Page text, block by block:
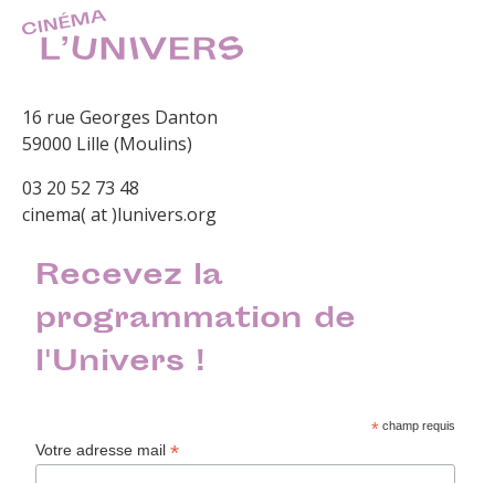
16 rue Georges Danton
59000 Lille (Moulins)
03 20 52 73 48
cinema( at )lunivers.org
Recevez la
programmation de
l'Univers !
* champ requis
Votre adresse mail*